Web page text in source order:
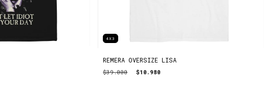
4X3
REMERA OVERSIZE LISA
$39.000 $10.980